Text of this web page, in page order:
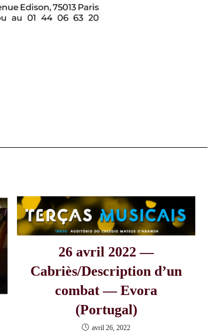
26 avril 2022 —
Cabriès/Description d’un
combat — Evora
(Portugal)
avril 26, 2022